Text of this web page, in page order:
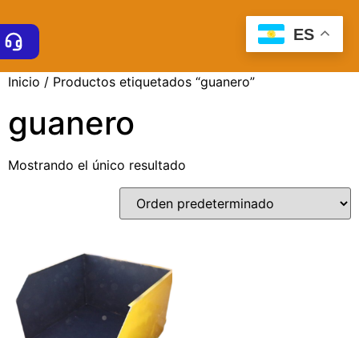
Inicio / Productos etiquetados “guanero”
guanero
Mostrando el único resultado
ES